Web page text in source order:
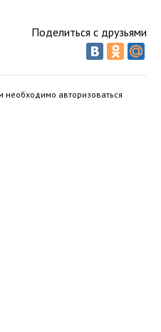
Поделиться с друзьями
авторизоваться